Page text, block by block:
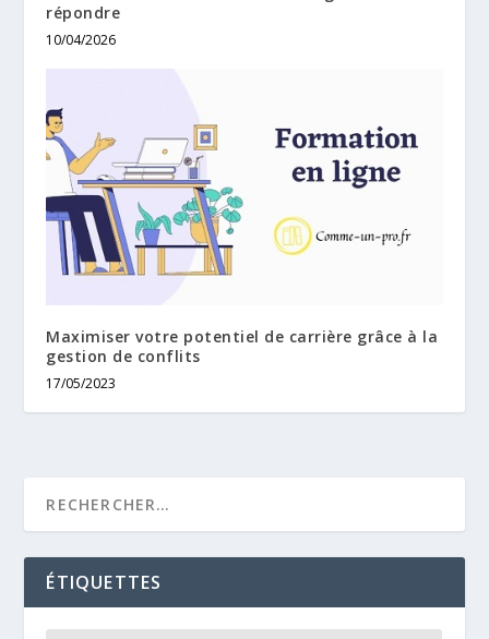
répondre
10/04/2026
Maximiser votre potentiel de carrière grâce à la
gestion de conflits
17/05/2023
ÉTIQUETTES